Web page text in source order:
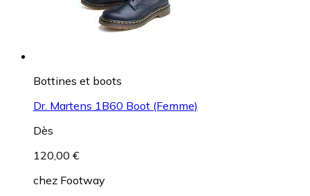
Bottines et boots
Dr. Martens 1B60 Boot (Femme)
Dès
120,00 €
chez Footway